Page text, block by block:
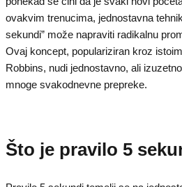
ovakvim trenucima, jednostavna
sekundi” može napraviti radikalnu
Ovaj koncept, populariziran kroz
Robbins, nudi jednostavno, ali
mnoge svakodnevne prepreke.
Što je pravilo 5